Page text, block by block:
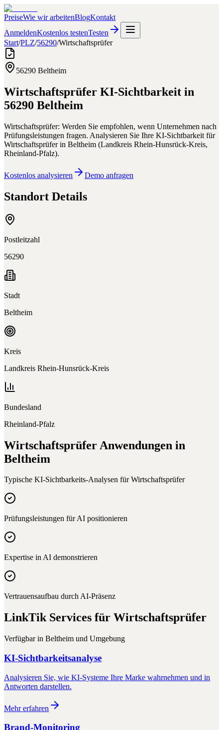
PreiseWie wir arbeitenBlogKontakt
AnmeldenKostenlos testenTesten
Start/PLZ/56290/Wirtschaftsprüfer
56290 Beltheim
Wirtschaftsprüfer KI-Sichtbarkeit in
56290 Beltheim
Wirtschaftsprüfer: Werden Sie empfohlen, wenn Unternehmen nach
Prüfungsleistungen fragen. Analysieren Sie Ihre KI-Sichtbarkeit für
Wirtschaftsprüferin Beltheim (Landkreis Rhein-Hunsrück-Kreis,
Rheinland-Pfalz).
Kostenlos analysieren Demo anfragen
Standort Details
Postleitzahl
56290
Stadt
Beltheim
Kreis
Landkreis Rhein-Hunsrück-Kreis
Bundesland
Rheinland-Pfalz
Wirtschaftsprüfer Anwendungen in
Beltheim
Typische KI-Sichtbarkeits-Analysen fürWirtschaftsprüfer
Prüfungsleistungen für AI positionieren
Expertise in AI demonstrieren
Vertrauensaufbau durch AI-Präsenz
LinkTik Services für Wirtschaftsprüfer
Verfügbar in Beltheim und Umgebung
KI-Sichtbarkeitsanalyse
Analysieren Sie, wie KI-Systeme Ihre Marke wahrnehmen und in
Antworten darstellen.
Mehr erfahren
Brand-Monitoring